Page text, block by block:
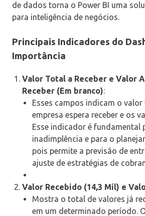
de dados torna o Power BI uma
para inteligência de negócios.
Principais Indicadores do
Importância
Valor Total a Receber e Valor
Receber (Em branco):
Esses campos indicam o
empresa espera receber e os
Esse indicador é fundamental
inadimplência e para o
pois permite a previsão de
ajuste de estratégias de
Valor Recebido (14,3 Mil) e
Mostra o total de valores já
em um determinado período.